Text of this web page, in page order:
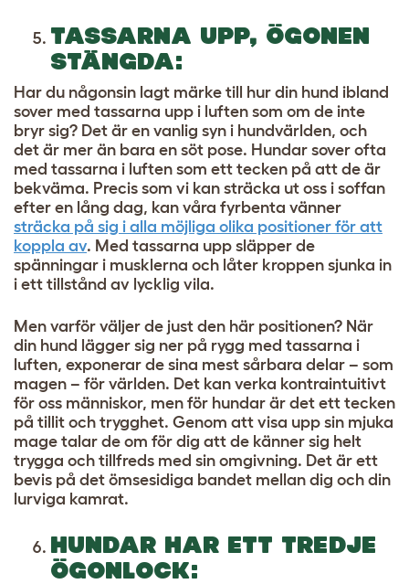
TASSARNA UPP, ÖGONEN
STÄNGDA:
Har du någonsin lagt märke till hur din hund ibland
sover med tassarna upp i luften som om de inte
bryr sig? Det är en vanlig syn i hundvärlden, och
det är mer än bara en söt pose. Hundar sover ofta
med tassarna i luften som ett tecken på att de är
bekväma. Precis som vi kan sträcka ut oss i soffan
efter en lång dag, kan våra fyrbenta vänner
sträcka på sig i alla möjliga olika positioner för att
koppla av. Med tassarna upp släpper de
spänningar i musklerna och låter kroppen sjunka in
i ett tillstånd av lycklig vila.
Men varför väljer de just den här positionen? När
din hund lägger sig ner på rygg med tassarna i
luften, exponerar de sina mest sårbara delar – som
magen – för världen. Det kan verka kontraintuitivt
för oss människor, men för hundar är det ett tecken
på tillit och trygghet. Genom att visa upp sin mjuka
mage talar de om för dig att de känner sig helt
trygga och tillfreds med sin omgivning. Det är ett
bevis på det ömsesidiga bandet mellan dig och din
lurviga kamrat.
HUNDAR HAR ETT TREDJE
ÖGONLOCK: